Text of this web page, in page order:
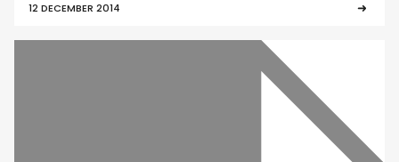
12 DECEMBER 2014